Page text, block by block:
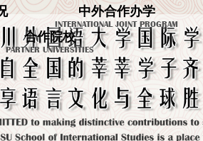
中外合作办学
INTERNATIONAL JOINT PROGRAM
合作院校
PARTNER UNIVERSITIES